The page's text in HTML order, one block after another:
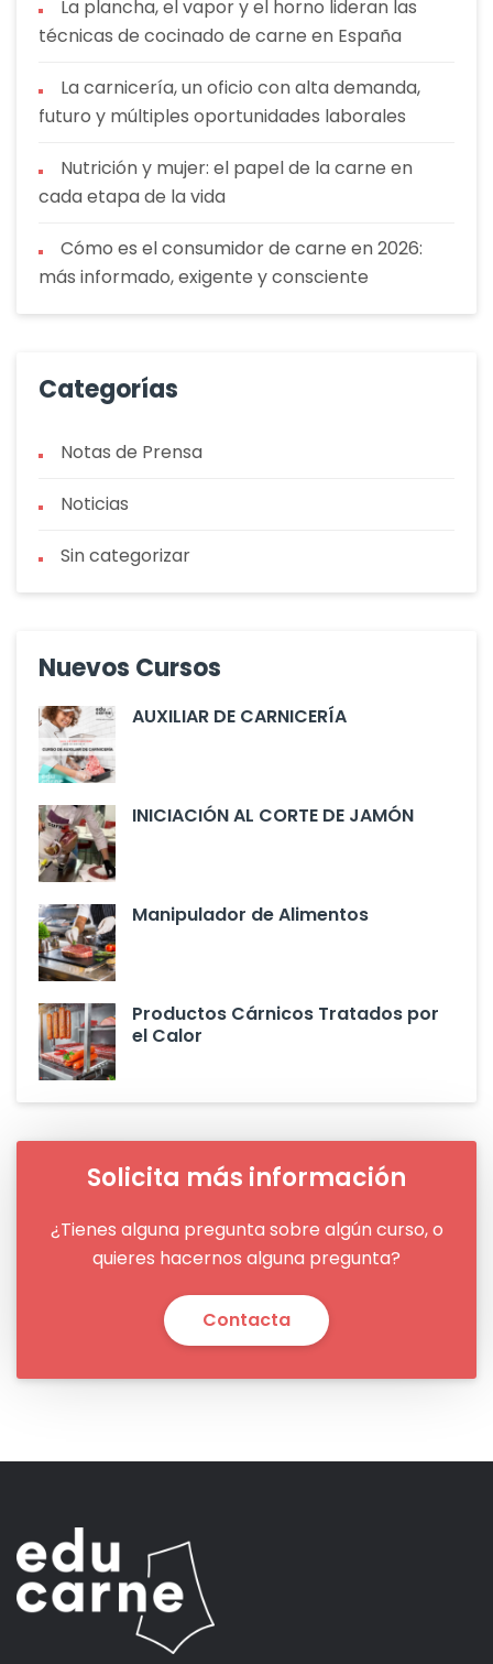
La plancha, el vapor y el horno lideran las
técnicas de cocinado de carne en España
La carnicería, un oficio con alta demanda,
futuro y múltiples oportunidades laborales
Nutrición y mujer: el papel de la carne en
cada etapa de la vida
Cómo es el consumidor de carne en 2026:
más informado, exigente y consciente
Categorías
Notas de Prensa
Noticias
Sin categorizar
Nuevos Cursos
AUXILIAR DE CARNICERÍA
INICIACIÓN AL CORTE DE JAMÓN
Manipulador de Alimentos
Productos Cárnicos Tratados por
el Calor
Solicita más información
¿Tienes alguna pregunta sobre algún curso, o
quieres hacernos alguna pregunta?
Contacta